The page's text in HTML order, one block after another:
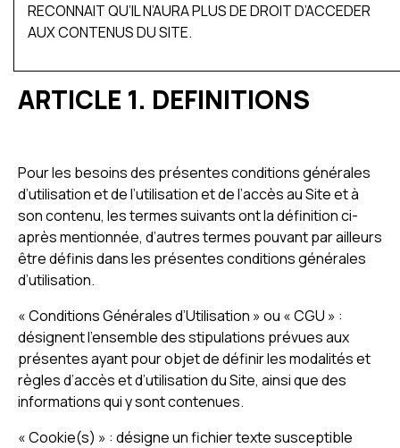
RECONNAIT QU’IL N’AURA PLUS DE DROIT D’ACCEDER
AUX CONTENUS DU SITE.
ARTICLE 1. DEFINITIONS
Pour les besoins des présentes conditions générales
d’utilisation et de l’utilisation et de l’accès au Site et à
son contenu, les termes suivants ont la définition ci-
après mentionnée, d’autres termes pouvant par ailleurs
être définis dans les présentes conditions générales
d’utilisation.
« Conditions Générales d’Utilisation » ou « CGU » :
désignent l’ensemble des stipulations prévues aux
présentes ayant pour objet de définir les modalités et
règles d’accès et d’utilisation du Site, ainsi que des
informations qui y sont contenues.
« Cookie(s) » : désigne un fichier texte susceptible